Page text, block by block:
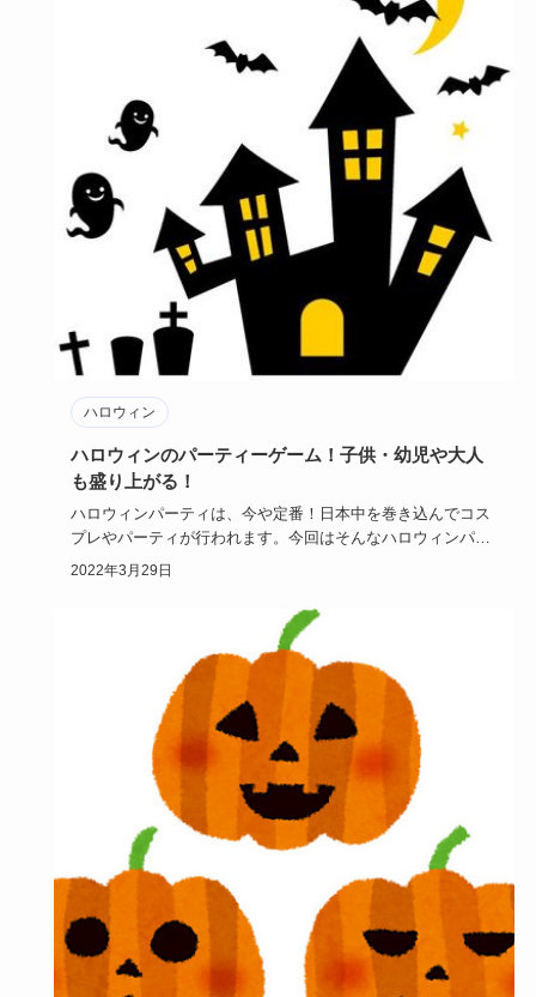
ハロウィン
ハロウィンのパーティーゲーム！子供・幼児や大人
も盛り上がる！
ハロウィンパーティは、今や定番！日本中を巻き込んでコス
プレやパーティが行われます。今回はそんなハロウィンパー
ティに使えるゲ…
2022年3月29日